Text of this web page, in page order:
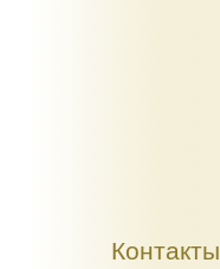
Контакты